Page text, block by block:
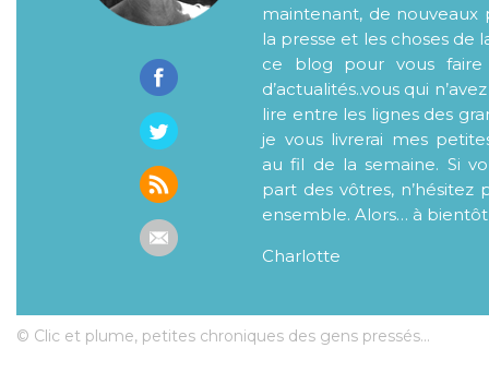
maintenant, de nouveaux
la presse et les choses de
ce blog pour vous faire
d’actualités..vous qui
lire entre les lignes des
je vous livrerai mes
au fil de la semaine. Si
part des vôtres, n’hésitez
ensemble. Alors… à bientôt
Charlotte
© Clic et plume, petites chroniques des gens pressés...